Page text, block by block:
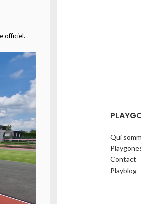
officiel.
Qui
Contact
Playblog